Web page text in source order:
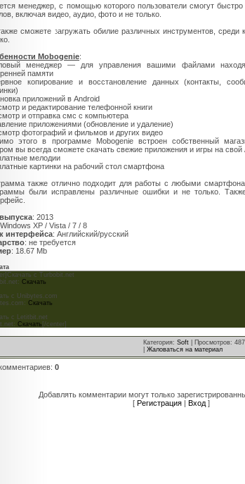
менеджер, с помощью которого пользователи смогут
включая видео, аудио, фото и не только.
сможете загружать обилие различных инструментов, среди
Mobogenie:
менеджер — для управления вашими файлами
памяти
копирование и восстановление данных (контакты,
приложений в Android
и редактирование телефонной книги
и отправка смс с компьютера
приложениями (обновление и удаление)
фотографий и фильмов и других видео
этого в программе Mobogenie встроен собственный
вы всегда сможете скачать свежие приложения и игры на свой
мелодии
картинки на рабочий стол смартфона
также отлично подходит для работы с любыми
были исправлены различные ошибки и не только.
: 2013
XP / Vista / 7 / 8
интерфейса: Английский/русский
: не требуется
: 18.67 Mb
с Turbobit.net
Скачать
с Unibytes.com
Скачать
с Letitbit.net
Скачать [/center]
Категория: Soft Просмотров: 487
Жаловаться на материал
: 0
Добавлять комментарии могут только
[ Регистрация | Вход ]